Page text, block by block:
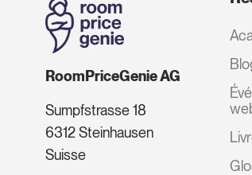
RoomPriceGenie AG
Sumpfstrasse 18
6312 Steinhausen
Suisse